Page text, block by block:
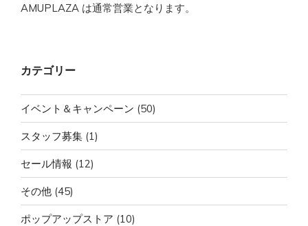
AMUPLAZA は通常営業となります。
カテゴリー
イベント＆キャンペーン (50)
スタッフ募集 (1)
セール情報 (12)
その他 (45)
ポップアップストア (10)